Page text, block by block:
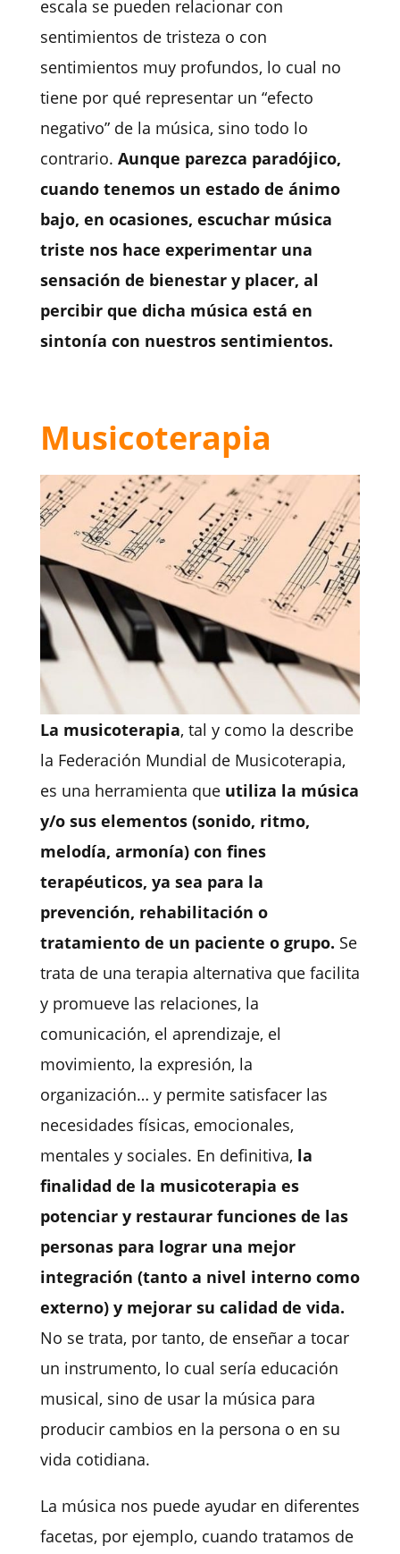
escala se pueden relacionar con
sentimientos de tristeza o con
sentimientos muy profundos, lo cual no
tiene por qué representar un “efecto
negativo” de la música, sino todo lo
contrario. Aunque parezca paradójico,
cuando tenemos un estado de ánimo
bajo, en ocasiones, escuchar música
triste nos hace experimentar una
sensación de bienestar y placer, al
percibir que dicha música está en
sintonía con nuestros sentimientos.
Musicoterapia
La musicoterapia, tal y como la describe
la Federación Mundial de Musicoterapia,
es una herramienta que utiliza la música
y/o sus elementos (sonido, ritmo,
melodía, armonía) con fines
terapéuticos, ya sea para la
prevención, rehabilitación o
tratamiento de un paciente o grupo. Se
trata de una terapia alternativa que facilita
y promueve las relaciones, la
comunicación, el aprendizaje, el
movimiento, la expresión, la
organización… y permite satisfacer las
necesidades físicas, emocionales,
mentales y sociales. En definitiva, la
finalidad de la musicoterapia es
potenciar y restaurar funciones de las
personas para lograr una mejor
integración (tanto a nivel interno como
externo) y mejorar su calidad de vida.
No se trata, por tanto, de enseñar a tocar
un instrumento, lo cual sería educación
musical, sino de usar la música para
producir cambios en la persona o en su
vida cotidiana.
La música nos puede ayudar en diferentes
facetas, por ejemplo, cuando tratamos de